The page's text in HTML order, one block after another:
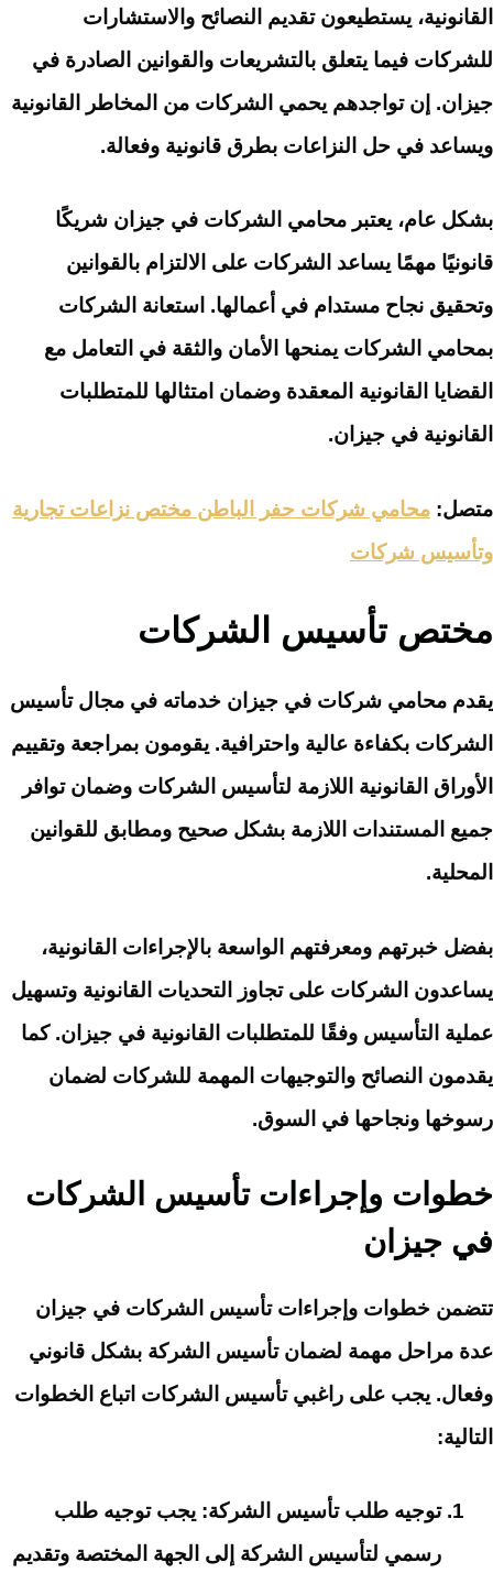
القانونية، يستطيعون تقديم النصائح والاستشارات
للشركات فيما يتعلق بالتشريعات والقوانين الصادرة في
جيزان. إن تواجدهم يحمي الشركات من المخاطر القانونية
ويساعد في حل النزاعات بطرق قانونية وفعالة.
بشكل عام، يعتبر محامي الشركات في جيزان شريكًا
قانونيًا مهمًا يساعد الشركات على الالتزام بالقوانين
وتحقيق نجاح مستدام في أعمالها. استعانة الشركات
بمحامي الشركات يمنحها الأمان والثقة في التعامل مع
القضايا القانونية المعقدة وضمان امتثالها للمتطلبات
القانونية في جيزان.
متصل: محامي شركات حفر الباطن مختص نزاعات تجارية
وتأسيس شركات
مختص تأسيس الشركات
يقدم محامي شركات في جيزان خدماته في مجال تأسيس
الشركات بكفاءة عالية واحترافية. يقومون بمراجعة وتقييم
الأوراق القانونية اللازمة لتأسيس الشركات وضمان توافر
جميع المستندات اللازمة بشكل صحيح ومطابق للقوانين
المحلية.
بفضل خبرتهم ومعرفتهم الواسعة بالإجراءات القانونية،
يساعدون الشركات على تجاوز التحديات القانونية وتسهيل
عملية التأسيس وفقًا للمتطلبات القانونية في جيزان. كما
يقدمون النصائح والتوجيهات المهمة للشركات لضمان
رسوخها ونجاحها في السوق.
خطوات وإجراءات تأسيس الشركات
في جيزان
تتضمن خطوات وإجراءات تأسيس الشركات في جيزان
عدة مراحل مهمة لضمان تأسيس الشركة بشكل قانوني
وفعال. يجب على راغبي تأسيس الشركات اتباع الخطوات
التالية:
توجيه طلب تأسيس الشركة: يجب توجيه طلب
رسمي لتأسيس الشركة إلى الجهة المختصة وتقديم